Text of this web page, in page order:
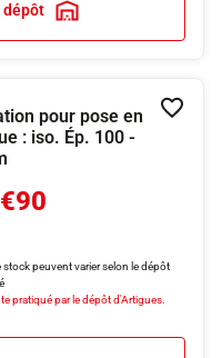
dépôt
pour pose en
: iso. Ép. 100 -
€90
stock peuvent varier selon le dépôt
pratiqué par le dépôt d'Artigues.